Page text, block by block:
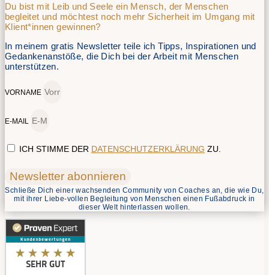
Du bist mit Leib und Seele ein Mensch, der Menschen
begleitet und möchtest noch mehr Sicherheit im Umgang mit
Klient*innen gewinnen?
In meinem gratis Newsletter teile ich Tipps, Inspirationen und
Gedankenanstöße, die Dich bei der Arbeit mit Menschen
unterstützen.
VORNAME
E-MAIL
ICH STIMME DER DATENSCHUTZERKLÄRUNG ZU.
Newsletter abonnieren
Schließe Dich einer wachsenden Community von Coaches an, die wie Du,
mit ihrer Liebe-vollen Begleitung von Menschen einen Fußabdruck in
dieser Welt hinterlassen wollen.